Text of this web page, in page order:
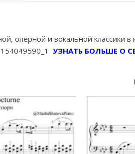
оперной и вокальной классики
УЗНАТЬ БОЛЬШЕ О